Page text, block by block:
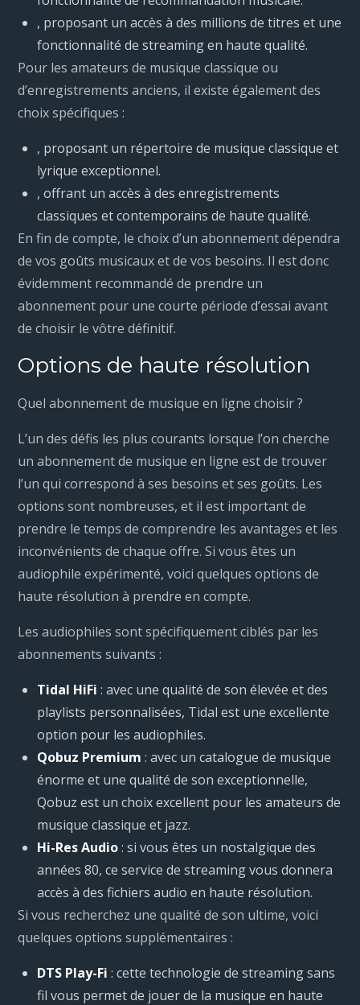
, proposant un accès à des millions de titres et une
fonctionnalité de streaming en haute qualité.
Pour les amateurs de musique classique ou
d’enregistrements anciens, il existe également des
choix spécifiques :
, proposant un répertoire de musique classique et
lyrique exceptionnel.
, offrant un accès à des enregistrements
classiques et contemporains de haute qualité.
En fin de compte, le choix d’un abonnement dépendra
de vos goûts musicaux et de vos besoins. Il est donc
évidemment recommandé de prendre un
abonnement pour une courte période d’essai avant
de choisir le vôtre définitif.
Options de haute résolution
Quel abonnement de musique en ligne choisir ?
L’un des défis les plus courants lorsque l’on cherche
un abonnement de musique en ligne est de trouver
l’un qui correspond à ses besoins et ses goûts. Les
options sont nombreuses, et il est important de
prendre le temps de comprendre les avantages et les
inconvénients de chaque offre. Si vous êtes un
audiophile expérimenté, voici quelques options de
haute résolution à prendre en compte.
Les audiophiles sont spécifiquement ciblés par les
abonnements suivants :
Tidal HiFi : avec une qualité de son élevée et des
playlists personnalisées, Tidal est une excellente
option pour les audiophiles.
Qobuz Premium : avec un catalogue de musique
énorme et une qualité de son exceptionnelle,
Qobuz est un choix excellent pour les amateurs de
musique classique et jazz.
Hi-Res Audio: si vous êtes un nostalgique des
années 80, ce service de streaming vous donnera
accès à des fichiers audio en haute résolution.
Si vous recherchez une qualité de son ultime, voici
quelques options supplémentaires :
DTS Play-Fi : cette technologie de streaming sans
fil vous permet de jouer de la musique en haute